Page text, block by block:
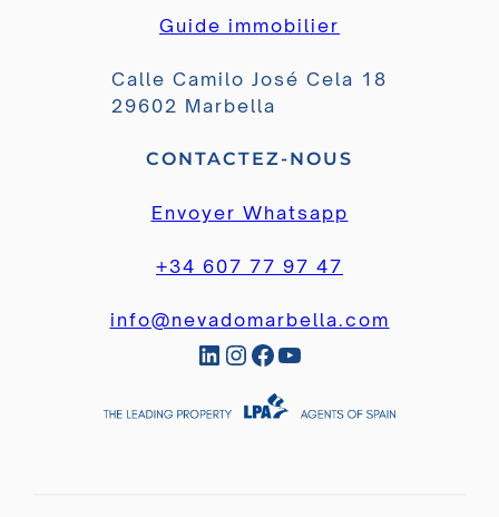
Guide immobilier
Calle Camilo José Cela 18
29602 Marbella
CONTACTEZ-NOUS
Envoyer Whatsapp
+34 607 77 97 47
info@nevadomarbella.com
LinkedIn InstagramFacebook YouTube